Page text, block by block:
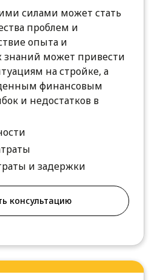
силами может стать
проблем и
опыта и
знаний может привести
на стройке, а
финансовым
и недостатков в
и задержки
консультацию